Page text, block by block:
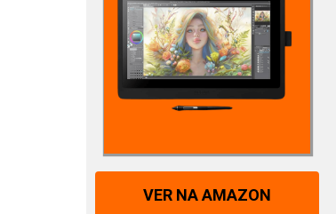
VER NA AMAZON